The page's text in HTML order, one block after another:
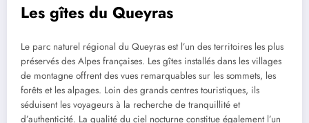
Les gîtes du Queyras
Le parc naturel régional du Queyras est l’un des territoires les plus
préservés des Alpes françaises. Les gîtes installés dans les villages
de montagne offrent des vues remarquables sur les sommets, les
forêts et les alpages. Loin des grands centres touristiques, ils
séduisent les voyageurs à la recherche de tranquillité et
d’authenticité. La qualité du ciel nocturne constitue également l’un